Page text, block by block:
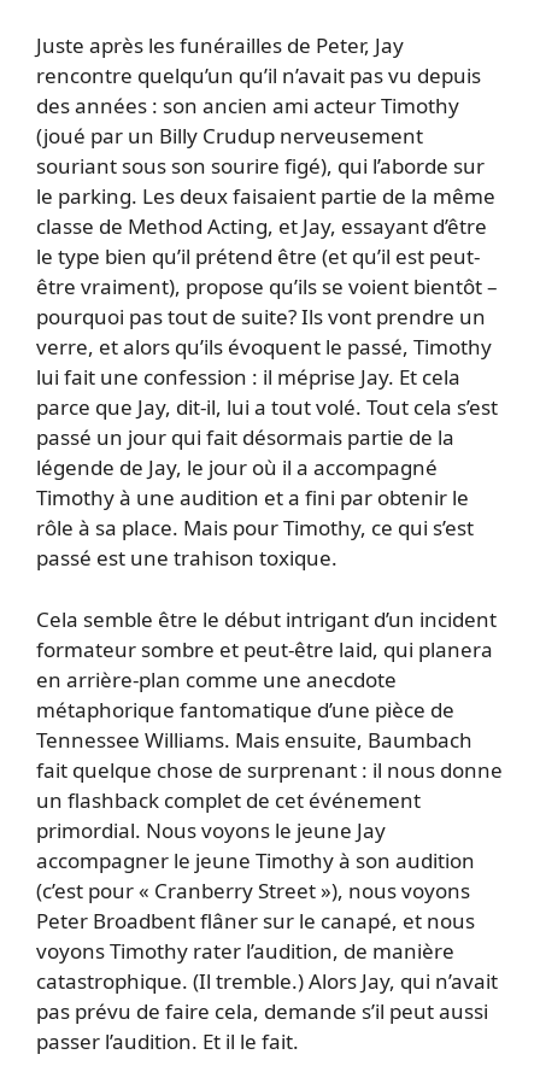
Juste après les funérailles de Peter, Jay
rencontre quelqu’un qu’il n’avait pas vu depuis
des années : son ancien ami acteur Timothy
(joué par un Billy Crudup nerveusement
souriant sous son sourire figé), qui l’aborde sur
le parking. Les deux faisaient partie de la même
classe de Method Acting, et Jay, essayant d’être
le type bien qu’il prétend être (et qu’il est peut-
être vraiment), propose qu’ils se voient bientôt –
pourquoi pas tout de suite? Ils vont prendre un
verre, et alors qu’ils évoquent le passé, Timothy
lui fait une confession : il méprise Jay. Et cela
parce que Jay, dit-il, lui a tout volé. Tout cela s’est
passé un jour qui fait désormais partie de la
légende de Jay, le jour où il a accompagné
Timothy à une audition et a fini par obtenir le
rôle à sa place. Mais pour Timothy, ce qui s’est
passé est une trahison toxique.
Cela semble être le début intrigant d’un incident
formateur sombre et peut-être laid, qui planera
en arrière-plan comme une anecdote
métaphorique fantomatique d’une pièce de
Tennessee Williams. Mais ensuite, Baumbach
fait quelque chose de surprenant : il nous donne
un flashback complet de cet événement
primordial. Nous voyons le jeune Jay
accompagner le jeune Timothy à son audition
(c’est pour « Cranberry Street »), nous voyons
Peter Broadbent flâner sur le canapé, et nous
voyons Timothy rater l’audition, de manière
catastrophique. (Il tremble.) Alors Jay, qui n’avait
pas prévu de faire cela, demande s’il peut aussi
passer l’audition. Et il le fait.